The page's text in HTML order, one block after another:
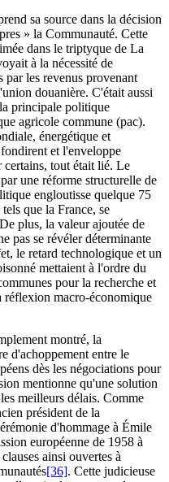
sa source dans la décision
» la Communauté. Cette
dans le triptyque de La
à la nécessité de
par les revenus provenant
douanière. C'était aussi
principale politique
agricole commune (pac).
énergétique et
et l'enveloppe
certains, tout était lié. Le
une réforme structurelle de
engloutisse quelque 75
que la France, se
plus, la valeur ajoutée de
pas se révéler déterminante
le retard technologique et un
mettaient à l'ordre du
pour la recherche et
réflexion macro-économique
montré, la
d'achoppement entre le
dès les négociations pour
mentionne qu'une solution
meilleurs délais. Comme
président de la
d'hommage à Émile
européenne de 1958 à
ainsi ouvertes à
[36]. Cette judicieuse